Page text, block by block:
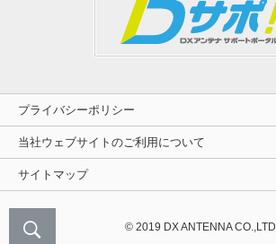
プライバシーポリシー
当社ウェブサイトのご利用について
サイトマップ
© 2019 DX ANTENNA CO.,LTD.